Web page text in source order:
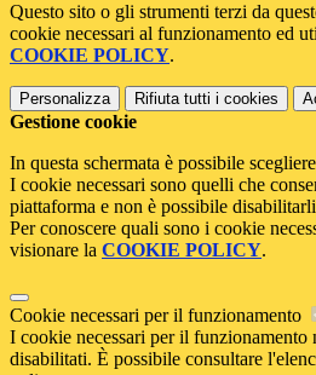
Questo sito o gli strumenti terzi da
cookie necessari al funzionamento ed
COOKIE POLICY.
Personalizza Rifiuta tutti i cookies
Gestione cookie
In questa schermata è possibile
I cookie necessari sono quelli che
piattaforma e non è possibile
Per conoscere quali sono i cookie
visionare la COOKIE POLICY.
Cookie necessari per il funzionamento
I cookie necessari per il funzionamento
disabilitati. È possibile consultare